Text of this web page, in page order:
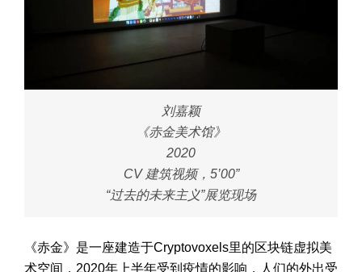
刘嘉颖
《赤金美术馆》
2020
CV 建筑视频，5’00”
“过去的未来主义”展览现场
《赤金》是一座建造于Cryptovoxels里的区块链虚拟美
术空间，2020年上半年受到疫情的影响，人们的外出受